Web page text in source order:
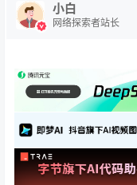
小白
网络探索者站长